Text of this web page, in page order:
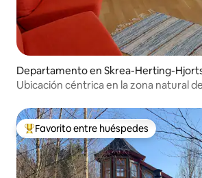
Departamento en Skrea-Herting-
Ubicación céntrica en la zona natural
De los mejores en Favorito entre
Favorito entre huéspedes